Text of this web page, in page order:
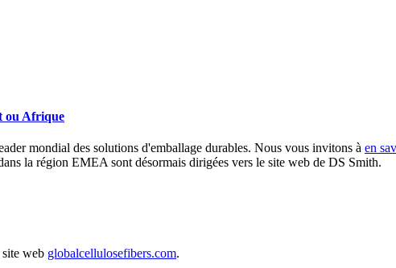
ou Afrique
mondial des solutions d'emballage durables. Nous vous invitons à en
la région EMEA sont désormais dirigées vers le site web de DS Smith.
web globalcellulosefibers.com.